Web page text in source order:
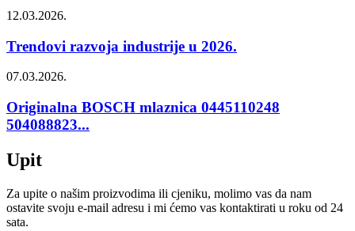
12.03.2026.
Trendovi razvoja industrije u 2026.
07.03.2026.
Originalna BOSCH mlaznica 0445110248
504088823...
Upit
Za upite o našim proizvodima ili cjeniku, molimo vas da nam
ostavite svoju e-mail adresu i mi ćemo vas kontaktirati u roku od 24
sata.